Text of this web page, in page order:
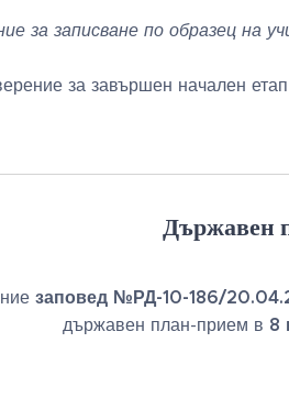
за записване по образец на
за завършен начален
Държавен
заповед №РД-10-186/
държавен план-прием в 8